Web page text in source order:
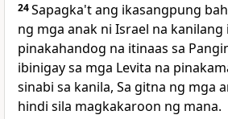
24Sapagka't ang ikasangpung
ng mga anak ni Israel na
pinakahandog na itinaas sa
ibinigay sa mga Levita na
sinabi sa kanila, Sa gitna ng mga
hindi sila magkakaroon ng mana.